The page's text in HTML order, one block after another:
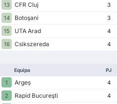
13
CFR Cluj 3
14
Botoşani 3
15
UTA Arad 4
16
Csikszereda 4
Equipa PJ
1 Argeș 4
2
Rapid Bucureşti 4